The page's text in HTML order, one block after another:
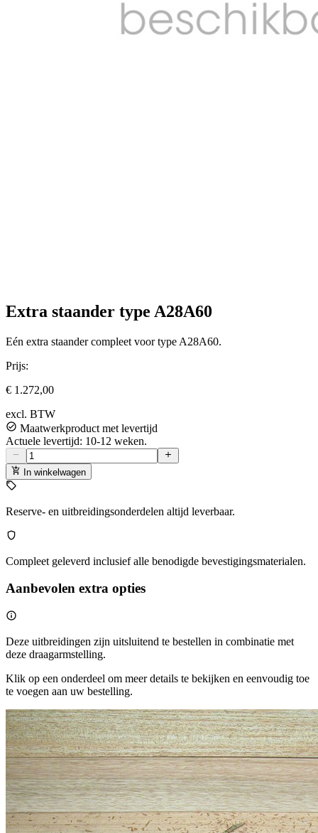
Extra staander type A28A60
Eén extra staander compleet voor type A28A60.
Prijs:
€ 1.272,00
excl. BTW
Maatwerkproduct met levertijd
Actuele levertijd: 10-12 weken.
In winkelwagen
Reserve- en uitbreidingsonderdelen altijd leverbaar.
Compleet geleverd inclusief alle benodigde bevestigingsmaterialen.
Aanbevolen extra opties
Deze uitbreidingen zijn uitsluitend te bestellen in combinatie met
deze draagarmstelling.
Klik op een onderdeel om meer details te bekijken en eenvoudig toe
te voegen aan uw bestelling.